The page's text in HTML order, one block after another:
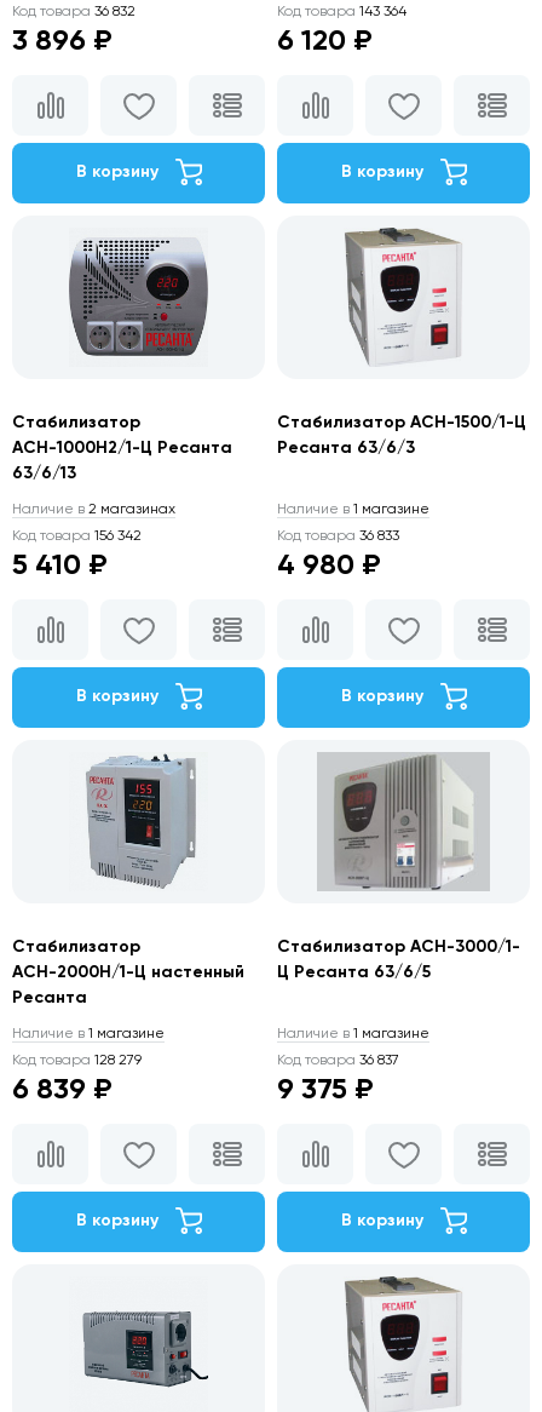
Код товара 36 832
3 896 ₽
В корзину
Код товара 143 364
6 120 ₽
В корзину
Стабилизатор
АСН-1000Н2/1-Ц Ресанта
63/6/13
Наличие в 2 магазинах
Код товара 156 342
5 410 ₽
В корзину
Стабилизатор АСН-1500/1-Ц
Ресанта 63/6/3
Наличие в 1 магазине
Код товара 36 833
4 980 ₽
В корзину
Стабилизатор
АСН-2000Н/1-Ц настенный
Ресанта
Наличие в 1 магазине
Код товара 128 279
6 839 ₽
В корзину
Стабилизатор АСН-3000/1-
Ц Ресанта 63/6/5
Наличие в 1 магазине
Код товара 36 837
9 375 ₽
В корзину